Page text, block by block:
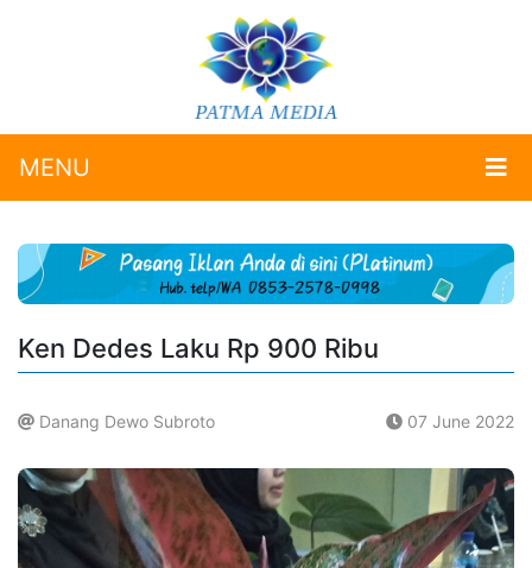
MENU
Ken Dedes Laku Rp 900 Ribu
Danang Dewo Subroto 07 June 2022